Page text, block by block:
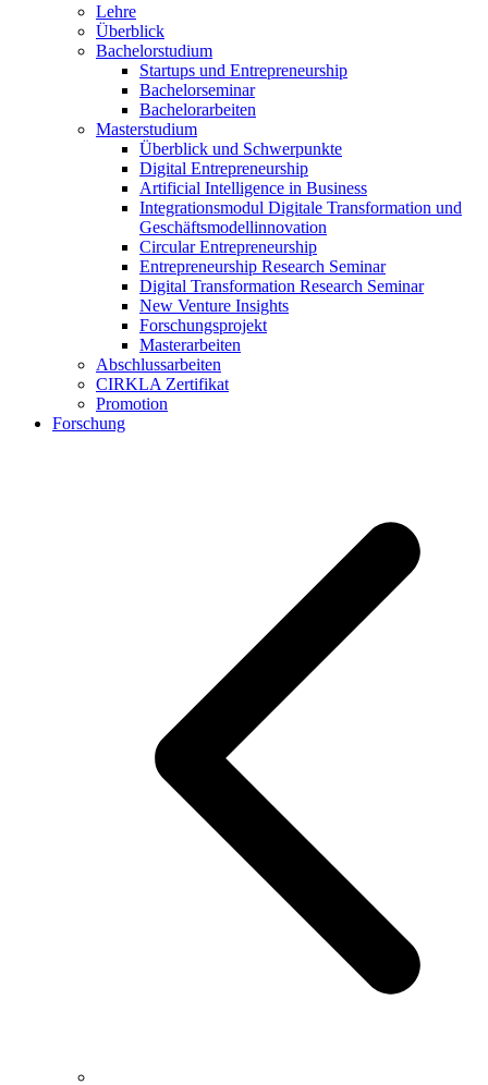
Lehre
Überblick
Bachelorstudium
Startups und Entrepreneurship
Bachelorseminar
Bachelorarbeiten
Masterstudium
Überblick und Schwerpunkte
Digital Entrepreneurship
Artificial Intelligence in Business
Integrationsmodul Digitale Transformation und
Geschäftsmodellinnovation
Circular Entrepreneurship
Entrepreneurship Research Seminar
Digital Transformation Research Seminar
New Venture Insights
Forschungsprojekt
Masterarbeiten
Abschlussarbeiten
CIRKLA Zertifikat
Promotion
Forschung